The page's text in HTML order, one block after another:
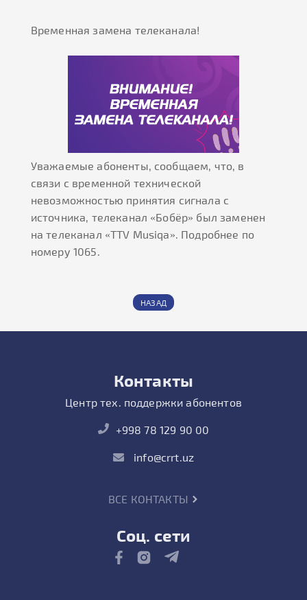
Временная замена телеканала!
Уважаемые абоненты, сообщаем, что, в
связи с временной технической
невозможностью принятия сигнала с
источника, телеканал «Бобёр» был заменен
на телеканал «TTV Musiqa». Подробнее по
номеру 1065.
НАЗАД
Контакты
Центр тех. поддержки абонентов
+998 78 129 90 00
info@crrt.uz
ВСЕ КОНТАКТЫ
Соц. сети